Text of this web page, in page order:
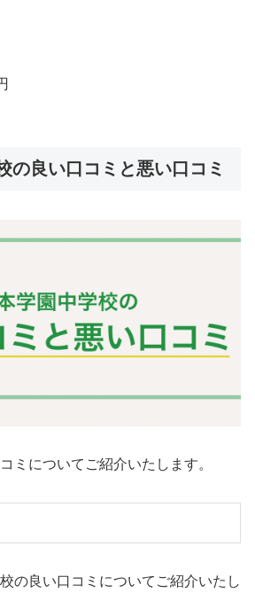
の良い口コミと悪い口コミ
ミについてご紹介いたします。
の良い口コミについてご紹介いたし